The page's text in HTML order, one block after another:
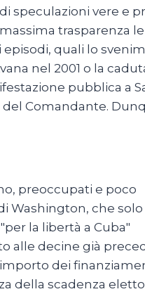
speculazioni vere e
trasparenza
quali lo
nel 2001 o la
pubblica a
Comandante.
preoccupati e poco
Washington, che
la libertà a Cuba"
alle decine già
dei
della scadenza